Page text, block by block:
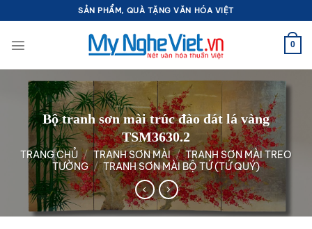
qua
nội
SẢN PHẨM, QUÀ TẶNG VĂN HÓA VIỆT
0
Bộ tranh sơn mài trúc đào dát lá vàng
TSM3630.2
TRANG CHỦ / TRANH SƠN MÀI / TRANH SƠN MÀI TREO
TƯỜNG / TRANH SƠN MÀI BỘ TỨ (TỨ QUÝ)